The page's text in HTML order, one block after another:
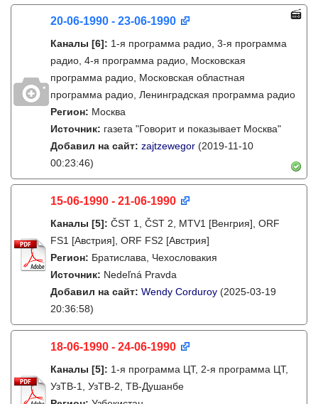
20-06-1990 - 23-06-1990
Каналы [6]: 1-я программа радио, 3-я программа
радио, 4-я программа радио, Московская
программа радио, Московская областная
программа радио, Ленинградская программа радио
Регион: Москва
Источник: газета "Говорит и показывает Москва"
Добавил на сайт: zajtzewegor (2019-11-10
00:23:46)
15-06-1990 - 21-06-1990
Каналы [5]: ČST 1, ČST 2, MTV1 [Венгрия], ORF
FS1 [Австрия], ORF FS2 [Австрия]
Регион: Братислава, Чехословакия
Источник: Nedeľná Pravda
Добавил на сайт: Wendy Corduroy (2025-03-19
20:36:58)
18-06-1990 - 24-06-1990
Каналы [5]: 1-я программа ЦТ, 2-я программа ЦТ,
УзТВ-1, УзТВ-2, ТВ-Душанбе